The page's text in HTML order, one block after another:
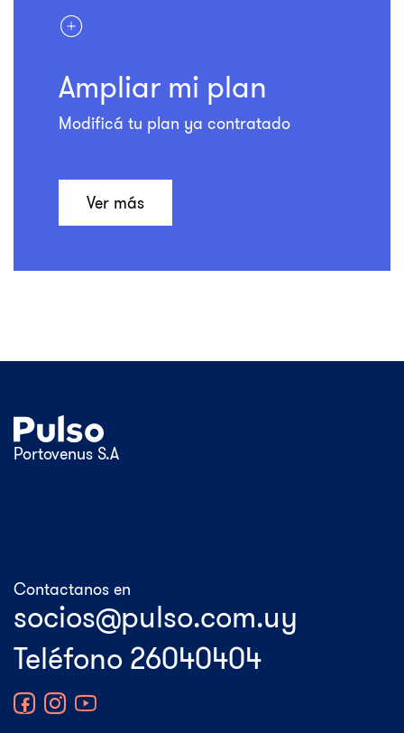
Ampliar mi plan
Modificá tu plan ya contratado
Ver más
Portovenus S.A
Contactanos en
Teléfono 26040404